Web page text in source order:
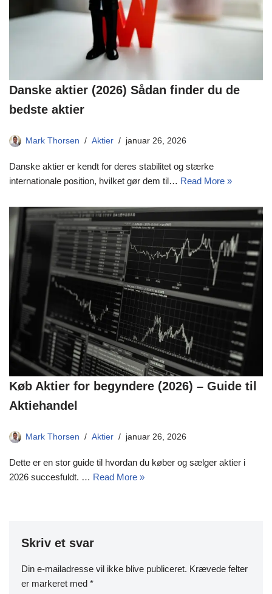
Danske aktier (2026) Sådan finder du de
bedste aktier
Mark Thorsen Aktier januar 26, 2026
Danske aktier er kendt for deres stabilitet og stærke
internationale position, hvilket gør dem til… Read More »
Køb Aktier for begyndere (2026) – Guide til
Aktiehandel
Mark Thorsen Aktier januar 26, 2026
Dette er en stor guide til hvordan du køber og sælger aktier i
2026 succesfuldt. … Read More »
Skriv et svar
Din e-mailadresse vil ikke blive publiceret. Krævede felter
er markeret med *